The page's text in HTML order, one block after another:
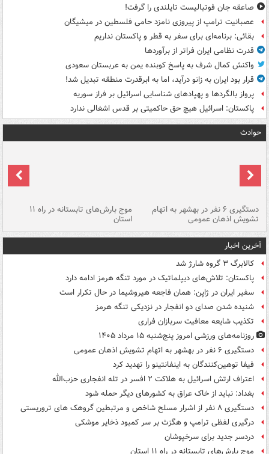
صاعقه جان فوتبالیست تایلندی را گرفت!
عصبانیت ترامپ از پیروزی نامزد حامی فلسطین در میشیگان
بقائی: برنامه‌ای برای سفر به قطر و پاکستان نداریم
قدرت نظامی ایران فراتر از برآوردها
واکنش کمال شرف به پاسخ کوبنده یمن به عربستان سعودی
قرار بود ایران به زانو درآید، اما به ابرقدرت منطقه تبدیل شد!
پرواز بالگردها و پهپادهای شناسایی اسرائیل بر فراز سوریه
پاکستان: اسرائیل هیچ حق حاکمیتی بر قدس اشغالی ندارد
حوادث
دستگیری ۶ نفر در بهشهر به اتهام
تشویش اذهان عمومی
موج بارش‌های تابستانه در راه ۱۱
استان
آخرین اخبار
کالابرگ ۳ گروه شارژ شد
پاکستان: تلاش‌های دیپلماتیک در مورد تنگه هرمز ادامه دارد
سفیر ایران در ژاپن: همان فاجعه هیروشیما در حال تکرار است
شنیده شدن صدای دو انفجار در نزدیکی تنگه هرمز
تکذیب شایعه معافیت سربازان فراری
روزنامه‌های ورزشی امروز پنج‌شنبه ۱۵ مرداد ۱۴۰۵
دستگیری ۶ نفر در بهشهر به اتهام تشویش اذهان عمومی
فیفا توهین‌کنندگان به اینفانتینو را تهدید کرد
اعتراف ارتش اسرائیل به هلاکت ۲ افسر در تله انفجاری حزب‌الله
بغداد: نباید از خاک عراق به کشورهای دیگر حمله شود
دستگیری ۸ نفر از اشرار مسلح شاخص و مرتبطین گروهک های تروریستی
درگیری لفظی ترامپ و هگزث بر سر کمبود ذخایر موشکی
دردسر جدید برای سرخپوشان
موج بارش‌های تابستانه در راه ۱۱ استان